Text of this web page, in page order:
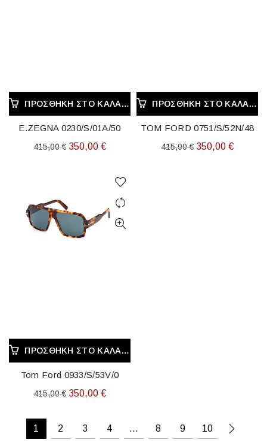
ΠΡΟΣΘΉΚΗ ΣΤΟ ΚΑΛΆΘΙ
E.ZEGNA 0230/S/01A/50
415,00€ Original
350,00 €Η
τιμή
είναι:
350,00 €.
ΠΡΟΣΘΉΚΗ ΣΤΟ ΚΑΛΆΘΙ
TOM FORD 0751/S/52N/48
415,00€ Original
350,00 €Η
ΠΡΟΣΘΉΚΗ ΣΤΟ ΚΑΛΆΘΙ
Tom Ford 0933/S/53V/0
415,00€ Original
was:
415,00 €.
350,00 €Η
τιμή
είναι:
1 2 3 4 … 8 9 10